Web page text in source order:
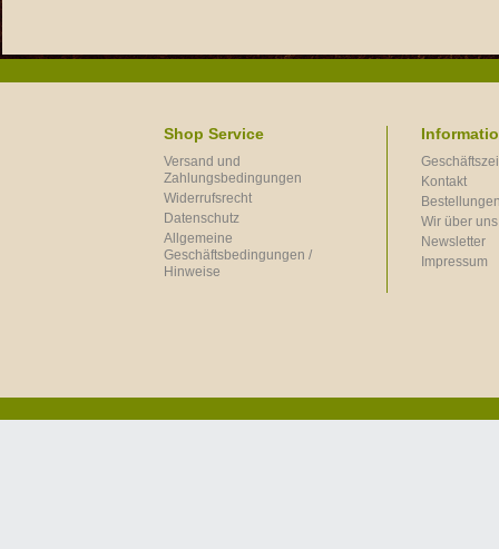
Shop Service
Versand und
Zahlungsbedingungen
Widerrufsrecht
Datenschutz
Allgemeine
Geschäftsbedingungen /
Hinweise
Kontakt
Wir über uns
Newsletter
Impressum